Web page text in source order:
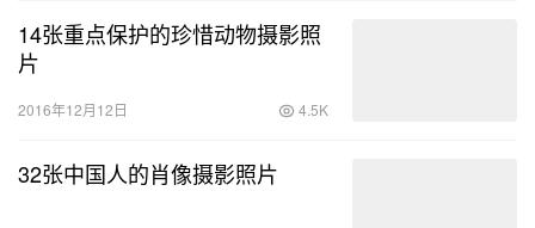
14张重点保护的珍惜动物摄影照
片
2016年12月12日 4.5K
32张中国人的肖像摄影照片